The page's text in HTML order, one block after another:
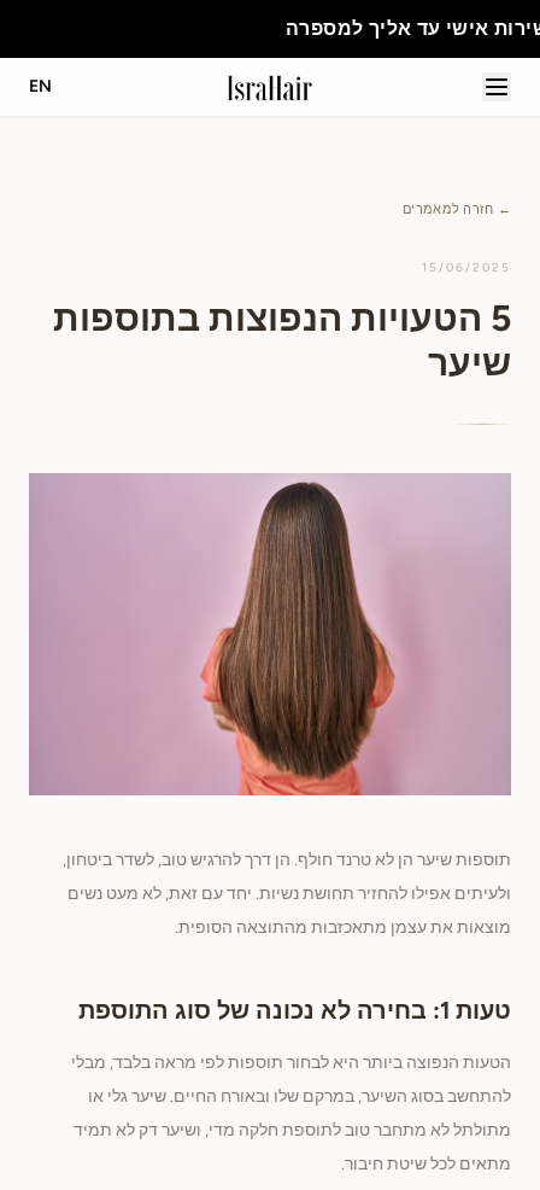
למספרה
EN
← חזרה למאמרים
15/06/2025
5 הטעויות הנפוצות בתוספות
שיער
תוספות שיער הן לא טרנד חולף. הן דרך להרגיש טוב, לשדר ביטחון,
ולעיתים אפילו להחזיר תחושת נשיות. יחד עם זאת, לא מעט נשים
מוצאות את עצמן מתאכזבות מהתוצאה הסופית.
טעות 1: בחירה לא נכונה של סוג התוספת
הטעות הנפוצה ביותר היא לבחור תוספות לפי מראה בלבד, מבלי
להתחשב בסוג השיער, במרקם שלו ובאורח החיים. שיער גלי או
מתולתל לא מתחבר טוב לתוספת חלקה מדי, ושיער דק לא תמיד
מתאים לכל שיטת חיבור.